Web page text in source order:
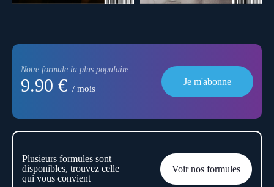
Notre formule la plus populaire
9.90 € / mois
Je m'abonne
Plusieurs formules sont
disponibles, trouvez celle
qui vous convient
Voir nos formules